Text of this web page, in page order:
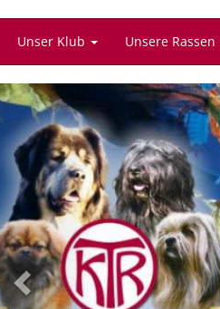
Unser Klub Unsere Rassen
Previous